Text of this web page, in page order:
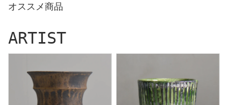
オススメ商品
ARTIST